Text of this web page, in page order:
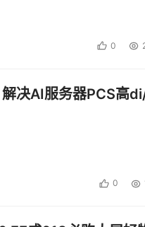
0
决AI服务器PCS高
0